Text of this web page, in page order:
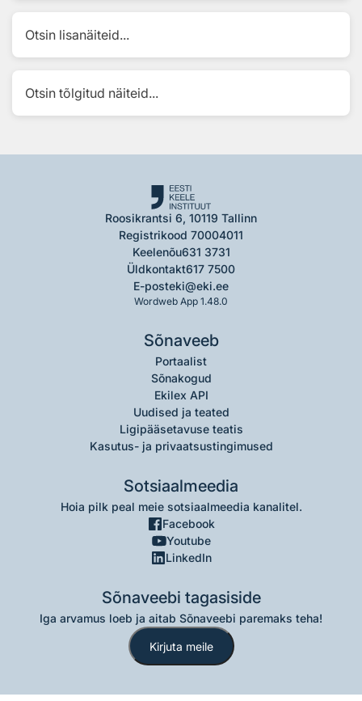
Otsin lisanäiteid...
Otsin tõlgitud näiteid...
Roosikrantsi 6, 10119 Tallinn
Registrikood 70004011
Keelenõu631 3731
Üldkontakt617 7500
E-posteki@eki.ee
Wordweb App 1.48.0
Sõnaveeb
Portaalist
Sõnakogud
Ekilex API
Uudised ja teated
Ligipääsetavuse teatis
Kasutus- ja privaatsustingimused
Sotsiaalmeedia
Hoia pilk peal meie sotsiaalmeedia kanalitel.
Facebook
Youtube
LinkedIn
Sõnaveebi tagasiside
Iga arvamus loeb ja aitab Sõnaveebi paremaks teha!
Kirjuta meile